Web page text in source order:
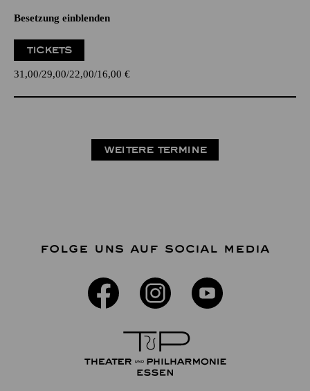
Besetzung einblenden
TICKETS
31,00 29,00 22,00 16,00 €
WEITERE TERMINE
FOLGE UNS AUF SOCIAL MEDIA